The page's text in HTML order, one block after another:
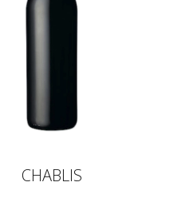
CHABLIS